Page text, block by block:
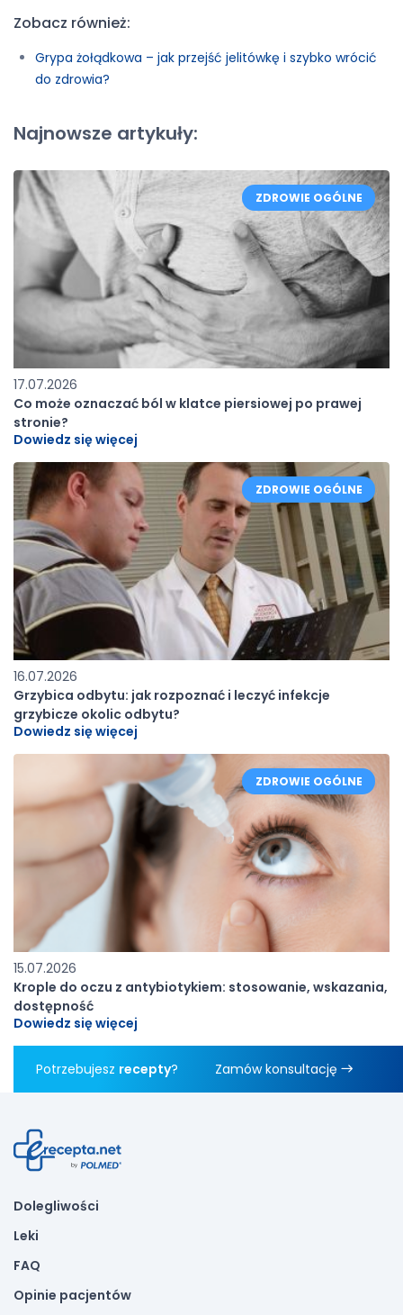
Zobacz również:
Grypa żołądkowa – jak przejść jelitówkę i szybko wrócić
do zdrowia?
Najnowsze artykuły:
17.07.2026
Co może oznaczać ból w klatce piersiowej po prawej
stronie?
Dowiedz się więcej
ZDROWIE OGÓLNE
16.07.2026
Grzybica odbytu: jak rozpoznać i leczyć infekcje
grzybicze okolic odbytu?
Dowiedz się więcej
ZDROWIE OGÓLNE
15.07.2026
Krople do oczu z antybiotykiem: stosowanie, wskazania,
dostępność
Dowiedz się więcej
ZDROWIE OGÓLNE
Potrzebujesz recepty? Zamów konsultację
Dolegliwości
Leki
FAQ
Opinie pacjentów